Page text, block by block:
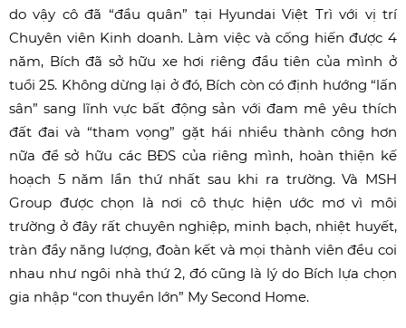
do vậy cô đã “đầu quân” tại Hyundai Việt Trì với vị trí
Chuyên viên Kinh doanh. Làm việc và cống hiến được 4
năm, Bích đã sở hữu xe hơi riêng đầu tiên của mình ở
tuổi 25. Không dừng lại ở đó, Bích còn có định hướng “lấn
sân” sang lĩnh vực bất động sản với đam mê yêu thích
đất đai và “tham vọng” gặt hái nhiều thành công hơn
nữa để sở hữu các BĐS của riêng mình, hoàn thiện kế
hoạch 5 năm lần thứ nhất sau khi ra trường. Và MSH
Group được chọn là nơi cô thực hiện ước mơ vì môi
trường ở đây rất chuyên nghiệp, minh bạch, nhiệt huyết,
tràn đầy năng lượng, đoàn kết và mọi thành viên đều coi
nhau như ngôi nhà thứ 2, đó cũng là lý do Bích lựa chọn
gia nhập “con thuyền lớn” My Second Home.